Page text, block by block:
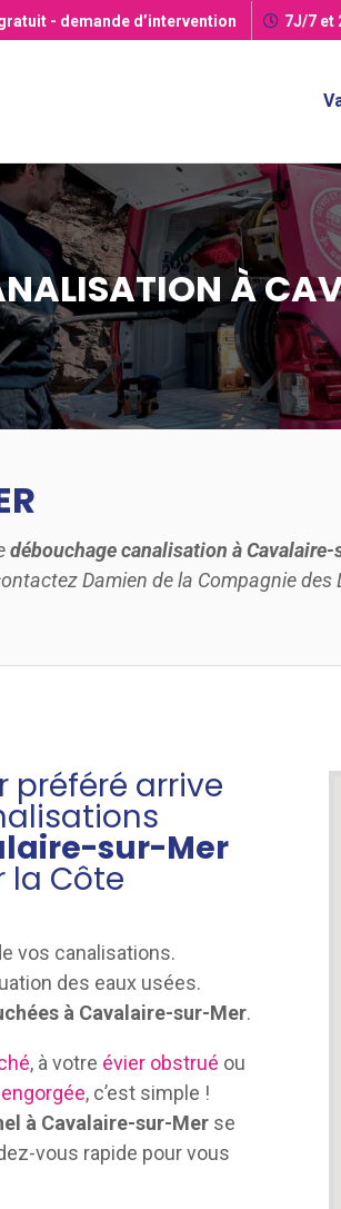
- demande d’intervention 7J/7 et
À
débouchage canalisation à
Damien de la Compagnie des
préféré arrive
sur-Mer
la Côte
vos canalisations.
des eaux usées.
à Cavalaire-sur-Mer.
, à votre évier obstrué ou
, c’est simple !
à Cavalaire-sur-Mer se
vous rapide pour vous